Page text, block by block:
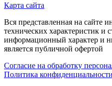
Карта сайта
Вся представленная на сайте
технических характеристик и
информационный характер и
является публичной офертой
Согласие на обработку
Политика конфиденциальности